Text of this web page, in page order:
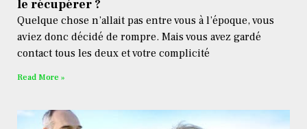
le récupérer ?
Quelque chose n’allait pas entre vous à l’époque, vous
aviez donc décidé de rompre. Mais vous avez gardé
contact tous les deux et votre complicité
Read More »